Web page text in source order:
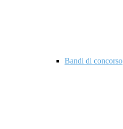
Bandi di concorso